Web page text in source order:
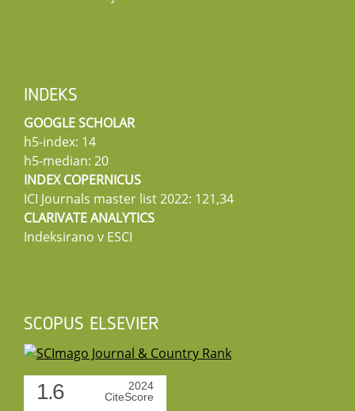
INDEKS
GOOGLE SCHOLAR
h5-index: 14
h5-median: 20
INDEX COPERNICUS
ICI Journals master list 2022: 121,34
CLARIVATE ANALYTICS
Indeksirano v ESCI
SCOPUS ELSEVIER
1.6
2024
CiteScore